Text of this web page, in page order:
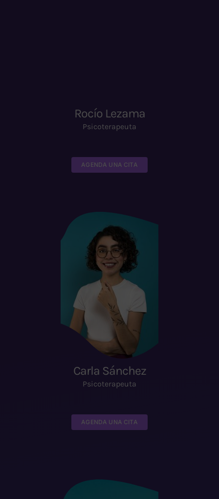
Rocío Lezama
Psicoterapeuta
AGENDA UNA CITA
Carla Sánchez
Psicoterapeuta
AGENDA UNA CITA